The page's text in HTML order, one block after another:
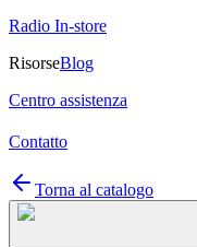
Radio In-store
RisorseBlog
Centro assistenza
Contatto
Torna al catalogo